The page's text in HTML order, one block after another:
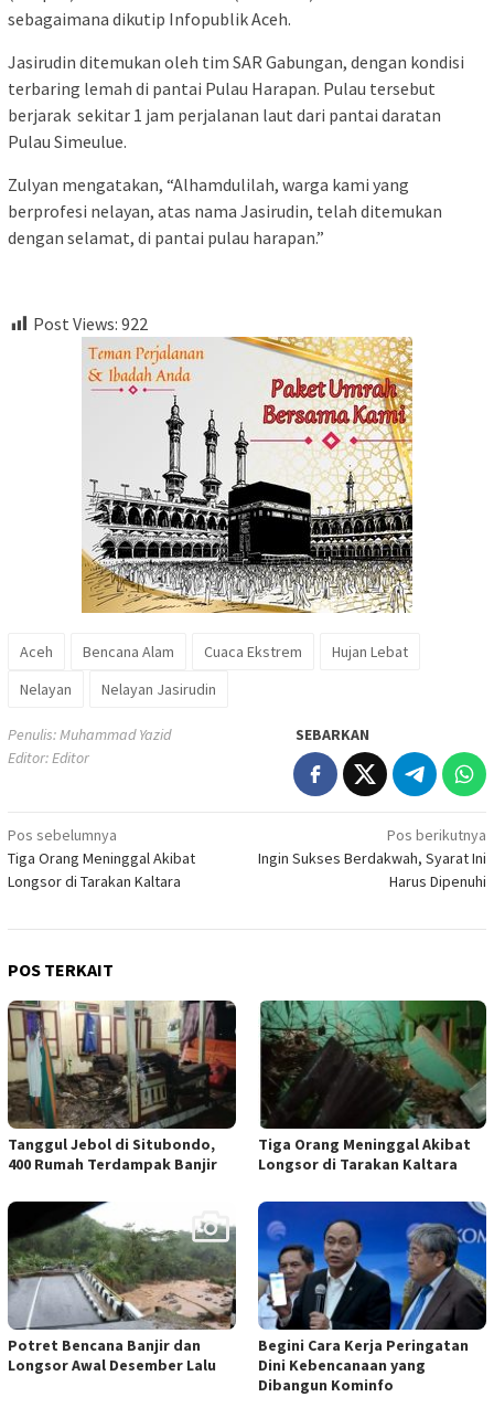
sebagaimana dikutip Infopublik Aceh.
Jasirudin ditemukan oleh tim SAR Gabungan, dengan kondisi
terbaring lemah di pantai Pulau Harapan. Pulau tersebut
berjarak sekitar 1 jam perjalanan laut dari pantai daratan
Pulau Simeulue.
Zulyan mengatakan, “Alhamdulilah, warga kami yang
berprofesi nelayan, atas nama Jasirudin, telah ditemukan
dengan selamat, di pantai pulau harapan.”
Post Views: 922
Aceh Bencana Alam Cuaca Ekstrem
Hujan Lebat
Nelayan
Nelayan Jasirudin
Penulis: Muhammad Yazid
Editor: Editor
SEBARKAN
Navigasi
pos
Pos sebelumnya
Tiga Orang Meninggal Akibat
Longsor di Tarakan Kaltara
Pos berikutnya
Ingin Sukses Berdakwah, Syarat Ini
Harus Dipenuhi
POS TERKAIT
Tanggul Jebol di Situbondo,
400 Rumah Terdampak Banjir
Tiga Orang Meninggal Akibat
Longsor di Tarakan Kaltara
Potret Bencana Banjir dan
Longsor Awal Desember Lalu
Begini Cara Kerja Peringatan
Dini Kebencanaan yang
Dibangun Kominfo